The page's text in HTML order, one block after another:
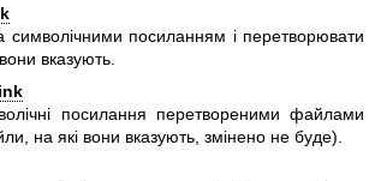
символічними посиланням і перетворювати
вказують.
посилання перетвореними файлами
на які вони вказують, змінено не буде).